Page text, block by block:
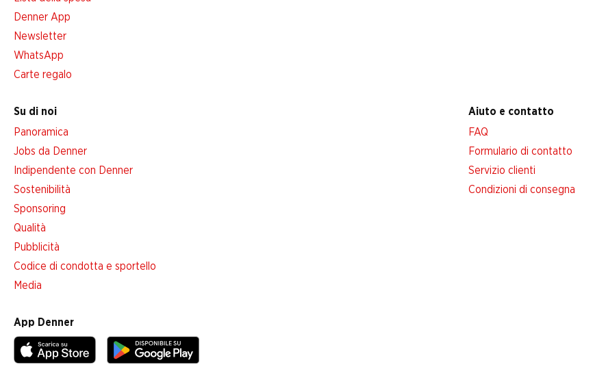
Denner App
Newsletter
WhatsApp
Carte regalo
Su di noi
Panoramica
Jobs da Denner
Indipendente con Denner
Sostenibilità
Sponsoring
Qualità
Pubblicità
Codice di condotta e sportello
Media
Aiuto e contatto
FAQ
Formulario di contatto
Servizio clienti
Condizioni di consegna
App Denner